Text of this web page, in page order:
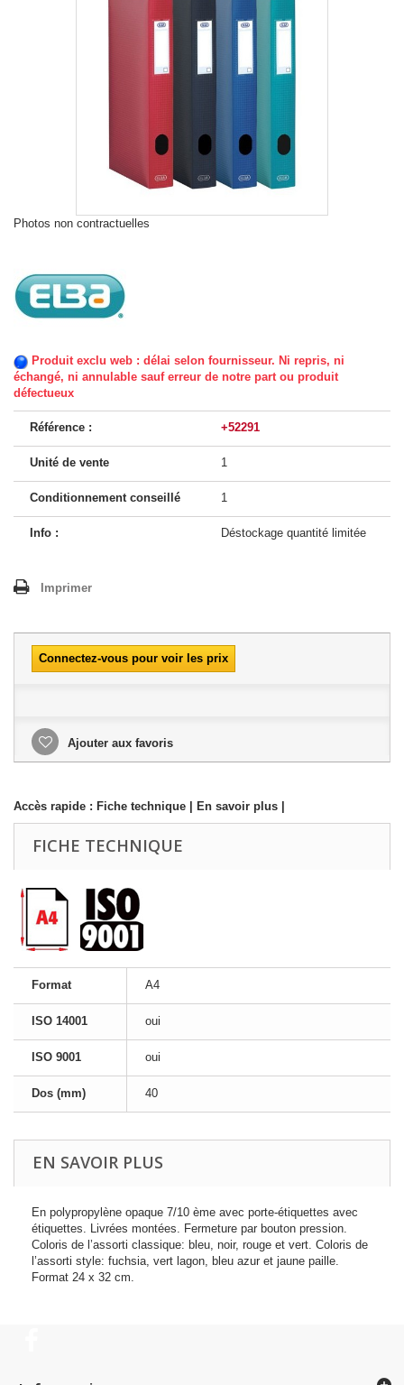
Photos non contractuelles
Produit exclu web : délai selon fournisseur. Ni repris, ni
échangé, ni annulable sauf erreur de notre part ou produit
défectueux
Référence : +52291
Unité de vente 1
Conditionnement conseillé 1
Info : Déstockage quantité limitée
Imprimer
Connectez-vous pour voir les prix
Ajouter aux favoris
Accès rapide : Fiche technique En savoir plus
FICHE TECHNIQUE
Format A4
ISO 14001 oui
ISO 9001 oui
Dos (mm) 40
EN SAVOIR PLUS
En polypropylène opaque 7/10 ème avec porte-étiquettes avec
étiquettes. Livrées montées. Fermeture par bouton pression.
Coloris de l’assorti classique: bleu, noir, rouge et vert. Coloris de
l’assorti style: fuchsia, vert lagon, bleu azur et jaune paille.
Format 24 x 32 cm.